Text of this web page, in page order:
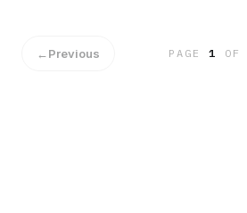
Abschluss holen sich Sven und Andy
←Previous PAGE1 OF